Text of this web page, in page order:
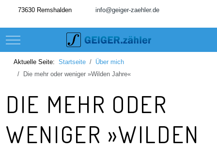
73630 Remshalden info@geiger-zaehler.de
Mobile Menu Toggle
Aktuelle Seite: Startseite
Über mich
Die mehr oder weniger »Wilden Jahre«
DIE MEHR ODER
WENIGER »WILDEN